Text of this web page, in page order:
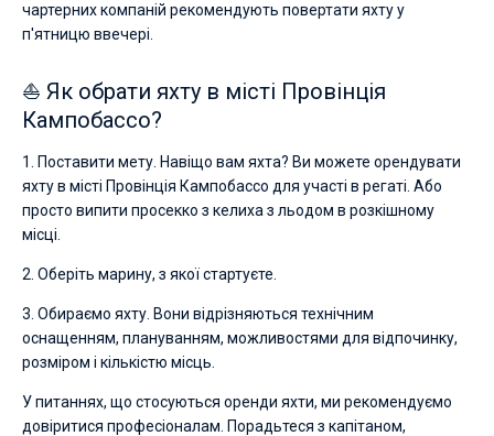
чартерних компаній рекомендують повертати яхту у
п'ятницю ввечері.
⛵ Як обрати яхту в місті Провінція
Кампобассо?
1. Поставити мету. Навіщо вам яхта? Ви можете орендувати
яхту в місті Провінція Кампобассо для участі в регаті. Або
просто випити просекко з келиха з льодом в розкішному
місці.
2. Оберіть марину, з якої стартуєте.
3. Обираємо яхту. Вони відрізняються технічним
оснащенням, плануванням, можливостями для відпочинку,
розміром і кількістю місць.
У питаннях, що стосуються оренди яхти, ми рекомендуємо
довіритися професіоналам. Порадьтеся з капітаном,